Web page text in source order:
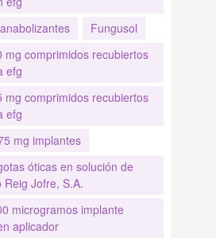
Fungusol
mg comprimidos recubiertos
efg
mg comprimidos recubiertos
efg
mg implantes
óticas en solución de
Reig Jofre, S.A.
microgramos implante
aplicador